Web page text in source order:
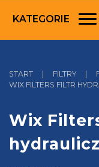
KATEGORIE
START | FILTRY |
WIX FILTERS FILTR
Wix